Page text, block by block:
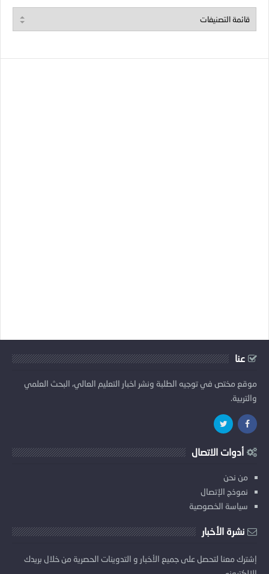
عنا
موقع مختص في توجيه الطلبة ونشر اخبار التعليم العالي، البحث العلمي
والتربية.
أدوات الاتصال
من نحن
نموذج الإتصال
سياسة الخصوصية
نشرة الأخبار
إشترك معنا لتحصل على جميع الأخبار و التدوينات الحصرية من خلال بريدك